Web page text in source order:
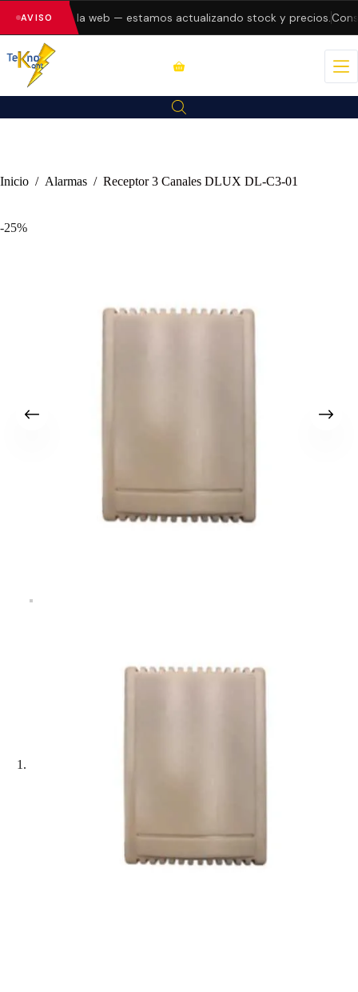
AVISO
errores en la web — estamos actualizando stock y precios.
Inicio / Alarmas / Receptor 3 Canales DLUX DL-C3-01
-25%